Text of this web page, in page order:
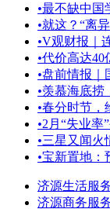
•最不缺中国
•就这？“离
•V观财报｜
•代价高达40
•盘前情报｜
•羡慕海底捞
•春分时节，
•2月“失业率
•三星又闻火
•宝新置地：
济源生活服
济源商务服